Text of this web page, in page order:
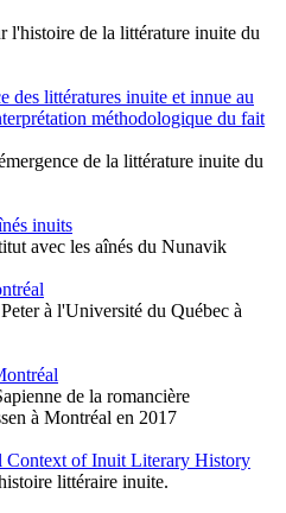
l'histoire de la littérature inuite du
des littératures inuite et innue au
méthodologique du fait
de la littérature inuite du
inuits
avec les aînés du Nunavik
à l'Université du Québec à
de la romancière
à Montréal en 2017
Context of Inuit Literary History
littéraire inuite.